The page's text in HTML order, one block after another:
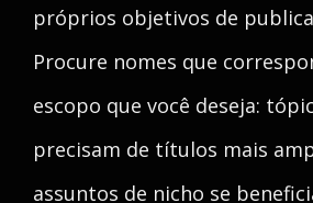
próprios objetivos de
Procure nomes que
escopo que você deseja:
precisam de títulos mais
assuntos de nicho se